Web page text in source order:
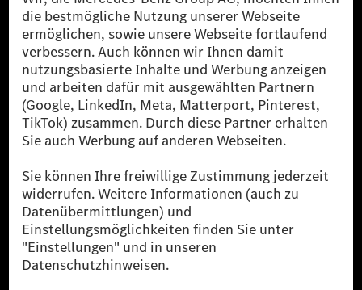
[1] Bilanziell CO₂-neutral bedeutet, dass nicht vermiedene oder nicht
reduzierte CO₂-Emissionen bei der Mercedes-Benz Group durch
zertifizierte Ausgleichsprojekte kompensiert werden.
[2] Renewable Charging ist ein integraler Bestandteil von MB.CHARGE
Public in Europa, den USA, Kanada und China. Sofern an der jeweiligen
Ladestation noch kein Strom aus erneuerbaren Energien vorliegt,
verwendet Renewable Charging Grünstromzertifikate*. Diese stellen
sicher, dass für Ladevorgänge über MB.CHARGE Public eine äquivalente
Strommenge aus erneuerbaren Energien ins Stromnetz eingespeist wird.
* Inkl. EKOenergy Ökolabel
* Die angegebenen Werte wurden nach dem vorgeschriebenen
Messverfahren WLTP (Worldwide harmonised Light vehicles Test
Procedure) ermittelt. Die angegebenen Spannweiten beziehen sich auf
den europäischen Markt. Der Energieverbrauch und der CO₂-Ausstoß
eines Pkw sind nicht nur von der effizienten Ausnutzung des Kraftstoffs
bzw. des Energieträgers durch den Pkw, sondern auch vom Fahrstil und